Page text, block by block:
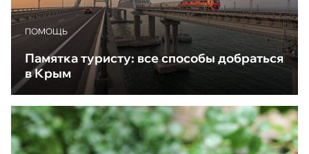
ПОМОЩЬ
Памятка туристу: все способы добраться
в Крым